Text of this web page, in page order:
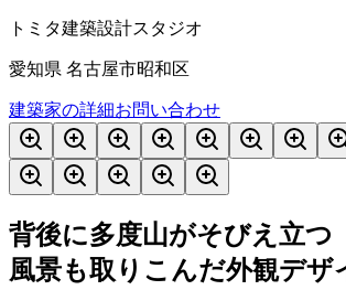
トミタ建築設計スタジオ
愛知県 名古屋市昭和区
建築家の詳細お問い合わせ
背後に多度山がそびえ立つ
風景も取りこんだ外観デザ